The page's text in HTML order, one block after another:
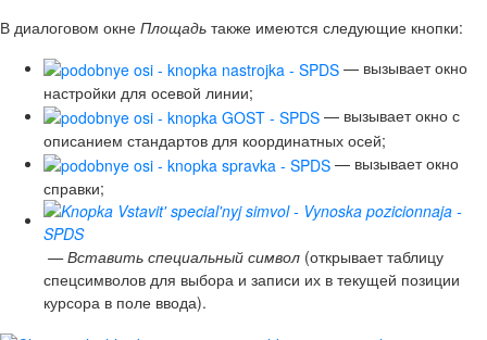
В диалоговом окне Площадь также имеются следующие кнопки:
— вызывает окно
настройки для осевой линии;
— вызывает окно с
описанием стандартов для координатных осей;
— вызывает окно
справки;
— Вставить специальный символ (открывает таблицу
спецсимволов для выбора и записи их в текущей позиции
курсора в поле ввода).